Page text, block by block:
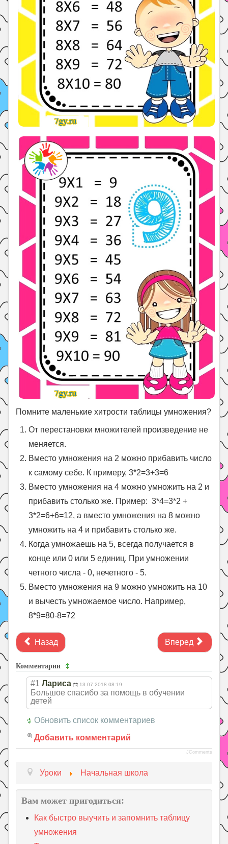
Помните маленькие хитрости таблицы умножения?
От перестановки множителей произведение не
меняется.
Вместо умножения на 2 можно прибавить число
к самому себе. К примеру, 3*2=3+3=6
Вместо умножения на 4 можно умножить на 2 и
прибавить столько же. Пример: 3*4=3*2 +
3*2=6+6=12, а вместо умножения на 8 можно
умножить на 4 и прибавить столько же.
Когда умножаешь на 5, всегда получается в
конце или 0 или 5 единиц. При умножении
четного числа - 0, нечетного - 5.
Вместо умножения на 9 можно умножить на 10
и вычесть умножаемое число. Например,
8*9=80-8=72
Назад Вперед
Комментарии
#1 Лариса 13.07.2018 08:19
Большое спасибо за помощь в обучении
детей
Обновить список комментариев
Добавить комментарий
JComments
Уроки Начальная школа
Вам может пригодиться:
Как быстро выучить и запомнить таблицу
умножения